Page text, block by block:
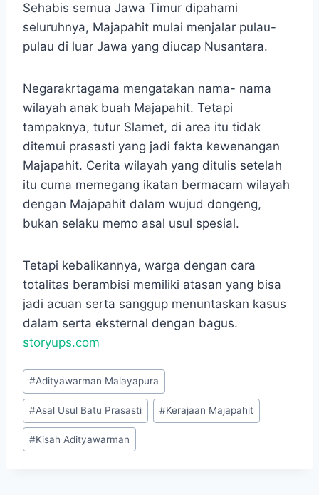
Sehabis semua Jawa Timur dipahami
seluruhnya, Majapahit mulai menjalar pulau-
pulau di luar Jawa yang diucap Nusantara.
Negarakrtagama mengatakan nama- nama
wilayah anak buah Majapahit. Tetapi
tampaknya, tutur Slamet, di area itu tidak
ditemui prasasti yang jadi fakta kewenangan
Majapahit. Cerita wilayah yang ditulis setelah
itu cuma memegang ikatan bermacam wilayah
dengan Majapahit dalam wujud dongeng,
bukan selaku memo asal usul spesial.
Tetapi kebalikannya, warga dengan cara
totalitas berambisi memiliki atasan yang bisa
jadi acuan serta sanggup menuntaskan kasus
dalam serta eksternal dengan bagus.
storyups.com
Post
Tags:
#Adityawarman Malayapura
#Asal Usul Batu Prasasti #Kerajaan Majapahit
#Kisah Adityawarman